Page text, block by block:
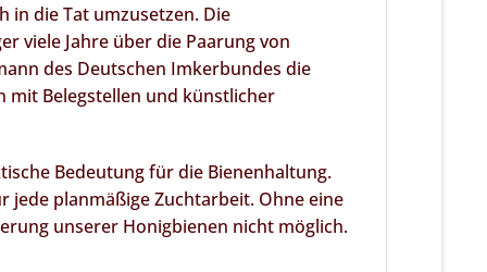
in die Tat umzusetzen. Die
viele Jahre über die Paarung von
des Deutschen Imkerbundes die
mit Belegstellen und künstlicher
Bedeutung für die Bienenhaltung.
jede planmäßige Zuchtarbeit. Ohne eine
unserer Honigbienen nicht möglich.